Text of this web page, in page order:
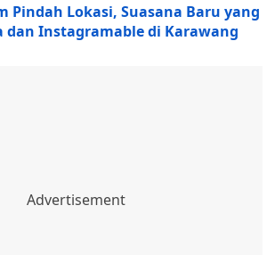
Pindah Lokasi, Suasana Baru yang
dan Instagramable di Karawang